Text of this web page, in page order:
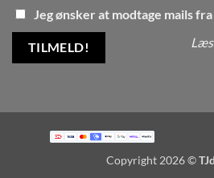
Jeg ønsker at modtage mails fra
Copyright 2026 ©